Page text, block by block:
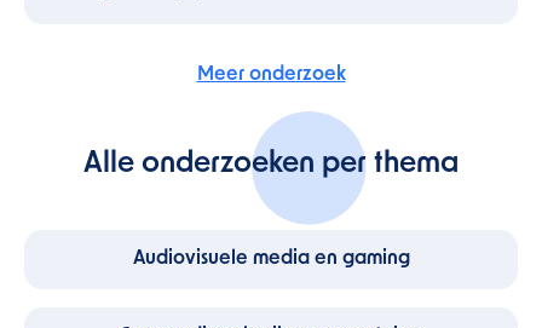
Meer onderzoek
Alle onderzoeken per thema
Audiovisuele media en gaming